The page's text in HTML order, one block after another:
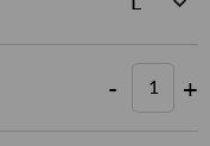
- +